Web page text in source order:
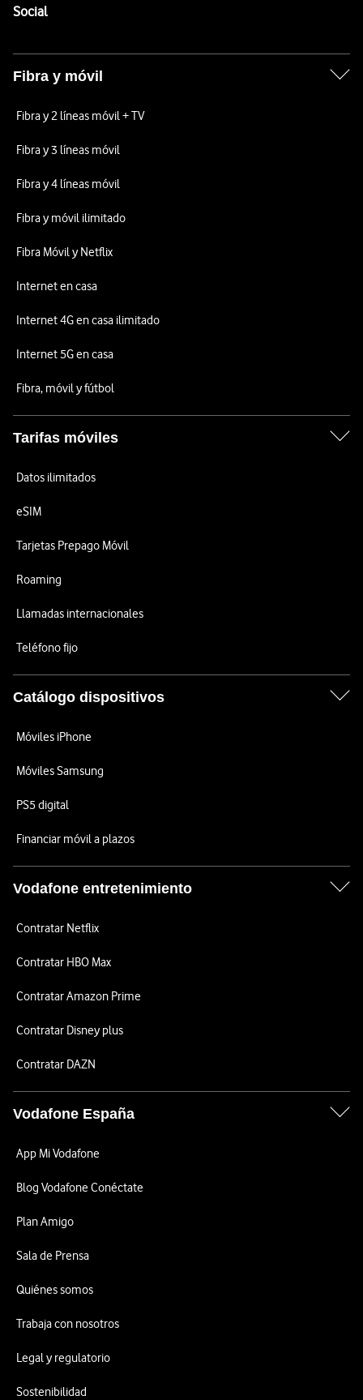
SocialEnlaces a las redes sociales de Vodafone
Fibra y móvil
Fibra y 2 líneas móvil + TV
Fibra y 3 líneas móvil
Fibra y 4 líneas móvil
Fibra y móvil ilimitado
Fibra Móvil y Netflix
Internet en casa
Internet 4G en casa ilimitado
Internet 5G en casa
Fibra, móvil y fútbol
Tarifas móviles
Datos ilimitados
eSIM
Tarjetas Prepago Móvil
Roaming
Llamadas internacionales
Teléfono fijo
Catálogo dispositivos
Móviles iPhone
Móviles Samsung
PS5 digital
Financiar móvil a plazos
Vodafone entretenimiento
Contratar Netflix
Contratar HBO Max
Contratar Amazon Prime
Contratar Disney plus
Contratar DAZN
Vodafone España
App Mi Vodafone
Blog Vodafone Conéctate
Plan Amigo
Sala de Prensa
Quiénes somos
Trabaja con nosotros
Legal y regulatorio
Sostenibilidad